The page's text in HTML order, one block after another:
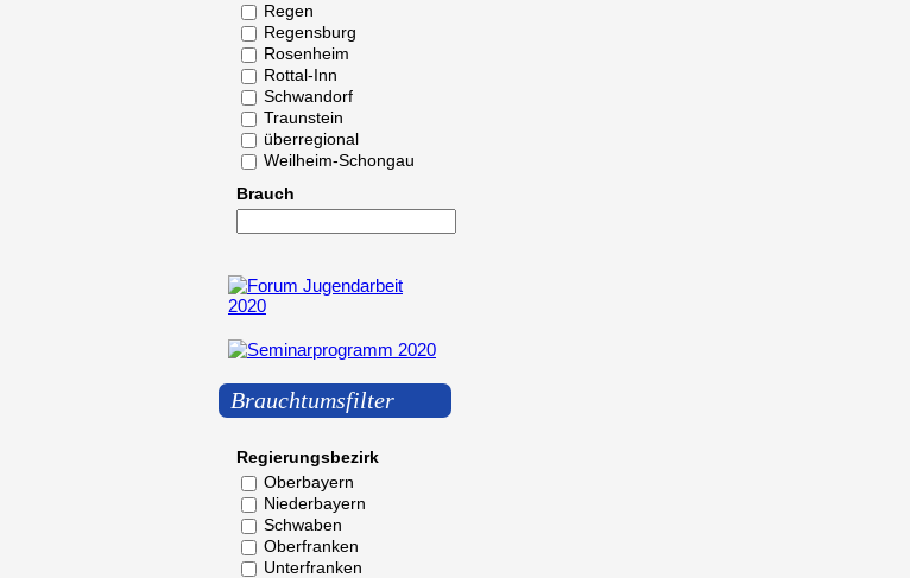
Regen
Regensburg
Rosenheim
Rottal-Inn
Schwandorf
Traunstein
überregional
Weilheim-Schongau
Brauch
Brauchtumsfilter
Regierungsbezirk
Oberbayern
Niederbayern
Schwaben
Oberfranken
Unterfranken